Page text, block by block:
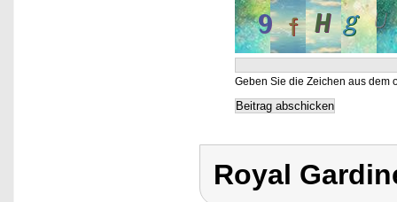
Geben Sie die Zeichen aus dem
Royal